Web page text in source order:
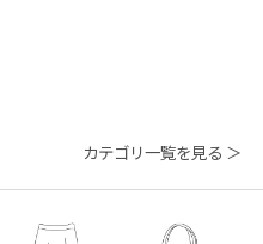
カテゴリ一覧を見る ＞